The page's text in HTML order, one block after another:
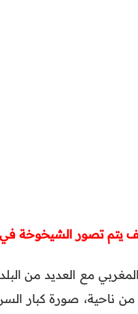
مع العديد من
ناحية، صورة كبار